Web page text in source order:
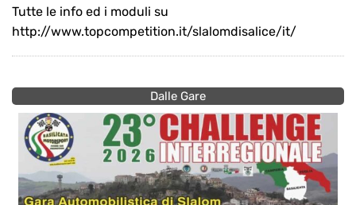
Tutte le info ed i moduli su
http://www.topcompetition.it/slalomdisalice/it/
Dalle Gare